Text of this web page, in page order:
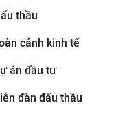
thầu
cảnh kinh tế
án đầu tư
đàn đấu thầu